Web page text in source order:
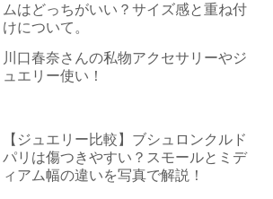
ムはどっちがいい？サイズ感と重ね付
けについて。
川口春奈さんの私物アクセサリーやジ
ュエリー使い！
【ジュエリー比較】ブシュロンクルド
パリは傷つきやすい？スモールとミデ
ィアム幅の違いを写真で解説！